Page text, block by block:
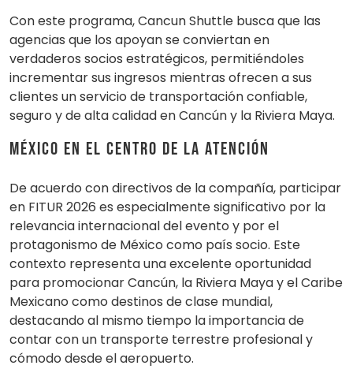
Con este programa, Cancun Shuttle busca que las
agencias que los apoyan se conviertan en
verdaderos socios estratégicos, permitiéndoles
incrementar sus ingresos mientras ofrecen a sus
clientes un servicio de transportación confiable,
seguro y de alta calidad en Cancún y la Riviera Maya.
México en el centro de la atención
De acuerdo con directivos de la compañía, participar
en FITUR 2026 es especialmente significativo por la
relevancia internacional del evento y por el
protagonismo de México como país socio. Este
contexto representa una excelente oportunidad
para promocionar Cancún, la Riviera Maya y el Caribe
Mexicano como destinos de clase mundial,
destacando al mismo tiempo la importancia de
contar con un transporte terrestre profesional y
cómodo desde el aeropuerto.